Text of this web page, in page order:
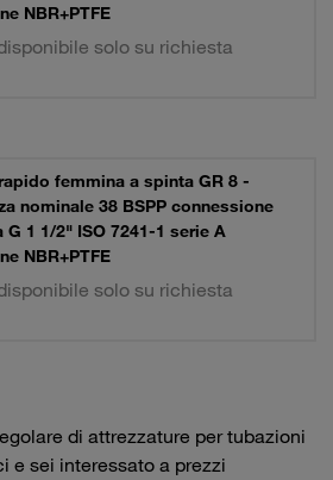
NBR+PTFE
solo su richiesta
femmina a spinta GR 8 -
nominale 38 BSPP connessione
G 1 1/2" ISO 7241-1 serie A
NBR+PTFE
solo su richiesta
di attrezzature per tubazioni
e sei interessato a prezzi